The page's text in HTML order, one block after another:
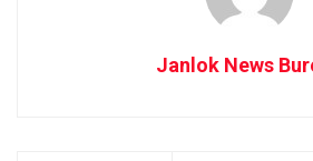
Janlok News